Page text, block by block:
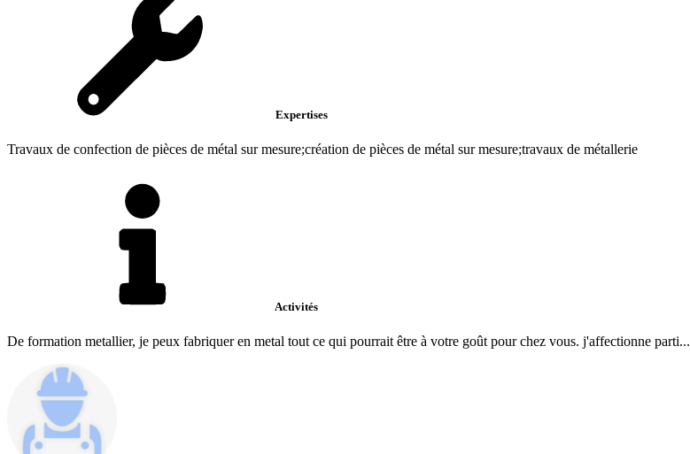
Expertises
Travaux de confection de pièces de métal sur mesure;création de pièces de métal sur mesure;travaux de métallerie
Activités
De formation metallier, je peux fabriquer en metal tout ce qui pourrait être à votre goût pour chez vous. j'affectionne parti...